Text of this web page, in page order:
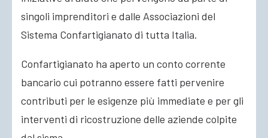
singoli imprenditori e dalle Associazioni del
Sistema Confartigianato di tutta Italia.
Confartigianato ha aperto un conto corrente
bancario cui potranno essere fatti pervenire
contributi per le esigenze più immediate e per gli
interventi di ricostruzione delle aziende colpite